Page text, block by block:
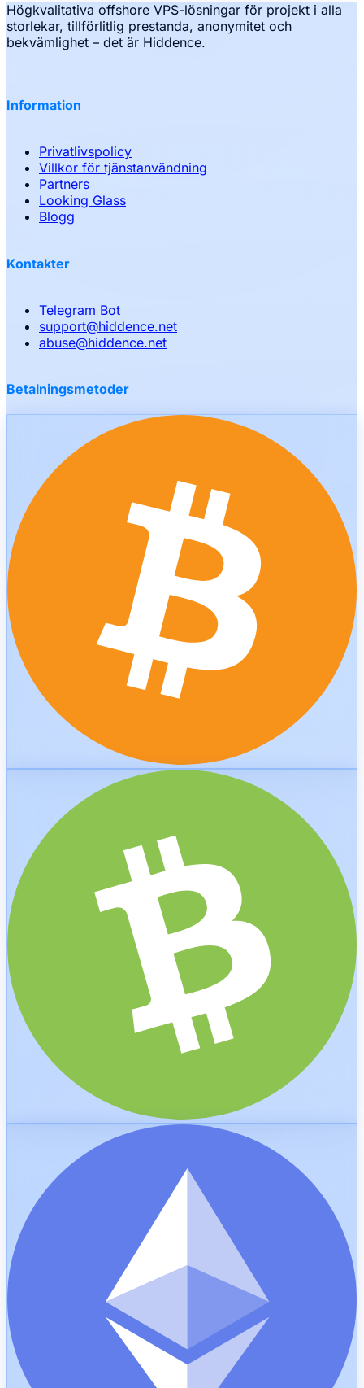
Högkvalitativa offshore VPS-lösningar för projekt i alla
storlekar, tillförlitlig prestanda, anonymitet och
bekvämlighet – det är Hiddence.
Information
Privatlivspolicy
Villkor för tjänstanvändning
Partners
Looking Glass
Blogg
Kontakter
Telegram Bot
support@hiddence.net
abuse@hiddence.net
Betalningsmetoder